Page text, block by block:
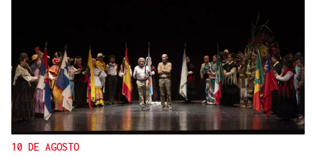
10 DE AGOSTO